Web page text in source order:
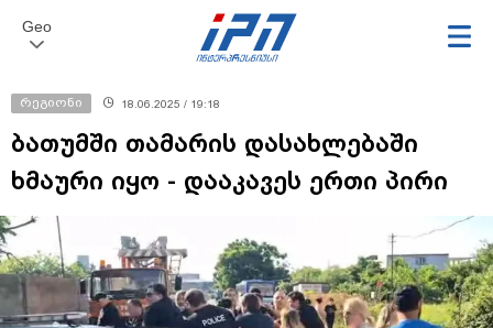
Geo
რეგიონი 18.06.2025 / 19:18
ბათუმში თამარის დასახლებაში
ხმაური იყო - დააკავეს ერთი პირი